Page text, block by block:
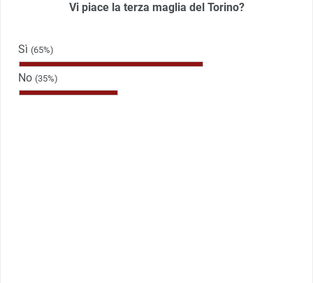
Vi piace la terza maglia del Torino?
Sì (65%)
No (35%)